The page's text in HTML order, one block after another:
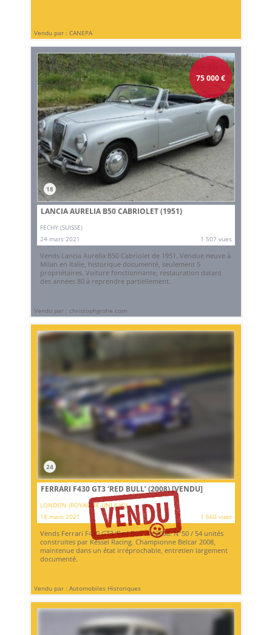
Vendu par : CANEPA
75 000€
18
LANCIA AURELIA B50 CABRIOLET (1951)
FECHY (SUISSE)
24 mars 2021
1 507 vues
Vends Lancia Aurelia B50 Cabriolet de 1951. Vendue neuve à
Milan en Italie, historique documenté, seulement 5
propriétaires. Voiture fonctionnante, restauration datant
des années 80 à reprendre partiellement.
Vendu par : christophgrohe.com
24
FERRARI F430 GT3 ‘RED BULL’ (2008)[VENDU]
LONDON (ROYAUME-UNI (UK))
18 mars 2021
1 660 vues
Vends Ferrari F430 GT3 ‘Red Bull’ de 2008. N°50 / 54 unités
construites par Kessel Racing. Championne Belcar 2008,
maintenue dans un état irréprochable, entretien largement
documenté.
Vendu par : Automobiles Historiques